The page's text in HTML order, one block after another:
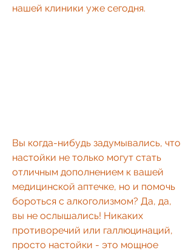
нашей клиники уже сегодня.
Вы когда-нибудь задумывались, что
настойки не только могут стать
отличным дополнением к вашей
медицинской аптечке, но и помочь
бороться с алкоголизмом? Да, да,
вы не ослышались! Никаких
противоречий или галлюцинаций,
просто настойки - это мощное